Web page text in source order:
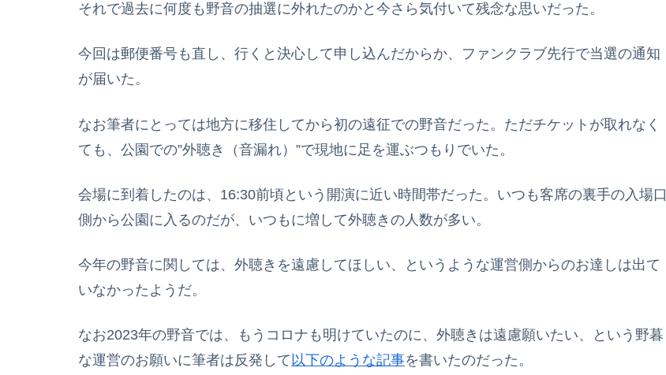
それで過去に何度も野音の抽選に外れたのかと今さら気付いて残念な思いだった。
今回は郵便番号も直し、行くと決心して申し込んだからか、ファンクラブ先行で当選の通知
が届いた。
なお筆者にとっては地方に移住してから初の遠征での野音だった。ただチケットが取れなく
ても、公園での”外聴き（音漏れ）”で現地に足を運ぶつもりでいた。
会場に到着したのは、16:30前頃という開演に近い時間帯だった。いつも客席の裏手の入場口
側から公園に入るのだが、いつもに増して外聴きの人数が多い。
今年の野音に関しては、外聴きを遠慮してほしい、というような運営側からのお達しは出て
いなかったようだ。
なお2023年の野音では、もうコロナも明けていたのに、外聴きは遠慮願いたい、という野暮
な運営のお願いに筆者は反発して以下のような記事を書いたのだった。